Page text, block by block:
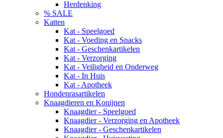
Herdenking
% SALE
Katten
Kat - Speelgoed
Kat - Voeding en Snacks
Kat - Geschenkartikelen
Kat - Verzorging
Kat - Veiligheid en Onderweg
Kat - In Huis
Kat - Apotheek
Hondenrasartikelen
Knaagdieren en Konijnen
Knaagdier - Speelgoed
Knaagdier - Verzorging en Apotheek
Knaagdier - Geschenkartikelen